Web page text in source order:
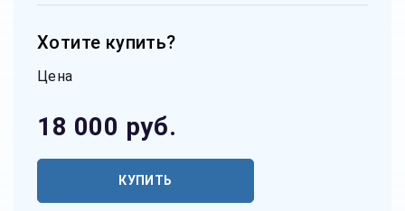
Хотите купить?
Цена
18 000 руб.
КУПИТЬ